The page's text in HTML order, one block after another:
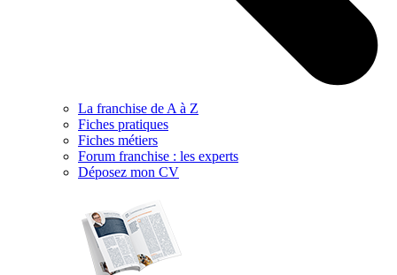
La franchise de A à Z
Fiches pratiques
Fiches métiers
Forum franchise : les experts
Déposez mon CV